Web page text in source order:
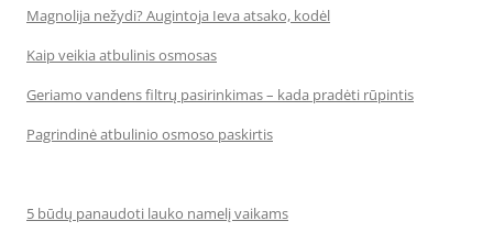
Magnolija nežydi? Augintoja Ieva atsako, kodėl
Kaip veikia atbulinis osmosas
Geriamo vandens filtrų pasirinkimas – kada pradėti rūpintis
Pagrindinė atbulinio osmoso paskirtis
5 būdų panaudoti lauko namelį vaikams